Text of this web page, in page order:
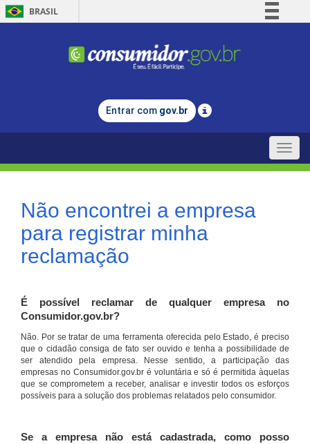
BRASIL
Comunica BR
Legislação
Entrar com gov.br
Toggle
Não encontrei a empresa
para registrar minha
reclamação
É possível reclamar de qualquer empresa no
Consumidor.gov.br?
Não. Por se tratar de uma ferramenta oferecida pelo Estado, é preciso
que o cidadão consiga de fato ser ouvido e tenha a possibilidade de
ser atendido pela empresa. Nesse sentido, a participação das
empresas no Consumidor.gov.br é voluntária e só é permitida àquelas
que se comprometem a receber, analisar e investir todos os esforços
possíveis para a solução dos problemas relatados pelo consumidor.
Se a empresa não está cadastrada, como posso